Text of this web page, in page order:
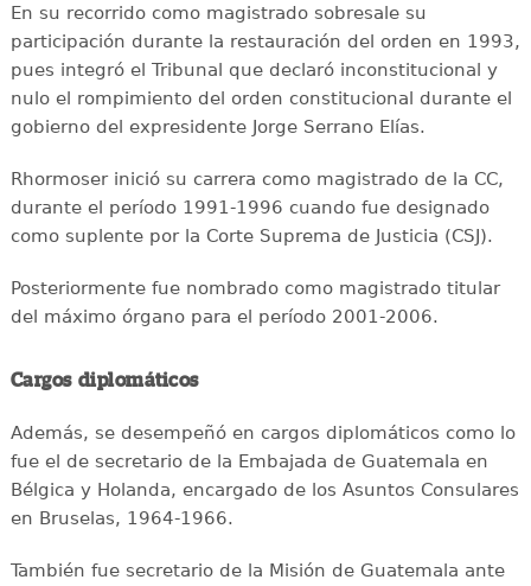
En su recorrido como magistrado sobresale su
participación durante la restauración del orden en 1993,
pues integró el Tribunal que declaró inconstitucional y
nulo el rompimiento del orden constitucional durante el
gobierno del expresidente Jorge Serrano Elías.
Rhormoser inició su carrera como magistrado de la CC,
durante el período 1991-1996 cuando fue designado
como suplente por la Corte Suprema de Justicia (CSJ).
Posteriormente fue nombrado como magistrado titular
del máximo órgano para el período 2001-2006.
Cargos diplomáticos
Además, se desempeñó en cargos diplomáticos como lo
fue el de secretario de la Embajada de Guatemala en
Bélgica y Holanda, encargado de los Asuntos Consulares
en Bruselas, 1964-1966.
También fue secretario de la Misión de Guatemala ante